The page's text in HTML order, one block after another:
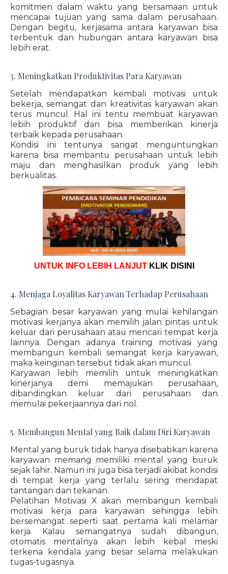
komitmen dalam waktu yang bersamaan untuk
mencapai tujuan yang sama dalam perusahaan.
Dengan begitu, kerjasama antara karyawan bisa
terbentuk dan hubungan antara karyawan bisa
lebih erat.
3. Meningkatkan Produktivitas Para Karyawan
Setelah mendapatkan kembali motivasi untuk
bekerja, semangat dan kreativitas karyawan akan
terus muncul. Hal ini tentu membuat karyawan
lebih produktif dan bisa memberikan kinerja
terbaik kepada perusahaan.
Kondisi ini tentunya sangat menguntungkan
karena bisa membantu perusahaan untuk lebih
maju dan menghasilkan produk yang lebih
berkualitas.
UNTUK INFO LEBIH LANJUT KLIK DISINI
4. Menjaga Loyalitas Karyawan Terhadap Perusahaan
Sebagian besar karyawan yang mulai kehilangan
motivasi kerjanya akan memilih jalan pintas untuk
keluar dari perusahaan atau mencari tempat kerja
lainnya. Dengan adanya training motivasi yang
membangun kembali semangat kerja karyawan,
maka keinginan tersebut tidak akan muncul.
Karyawan lebih memilih untuk meningkatkan
kinerjanya demi memajukan perusahaan,
dibandingkan keluar dari perusahaan dan
memulai pekerjaannya dari nol.
5. Membangun Mental yang Baik dalam Diri Karyawan
Mental yang buruk tidak hanya disebabkan karena
karyawan memang memiliki mental yang buruk
sejak lahir. Namun ini juga bisa terjadi akibat kondisi
di tempat kerja yang terlalu sering mendapat
tantangan dan tekanan.
Pelatihan Motivasi X akan membangun kembali
motivasi kerja para karyawan sehingga lebih
bersemangat seperti saat pertama kali melamar
kerja. Kalau semangatnya sudah dibangun,
otomatis mentalnya akan lebih kebal meski
terkena kendala yang besar selama melakukan
tugas-tugasnya.